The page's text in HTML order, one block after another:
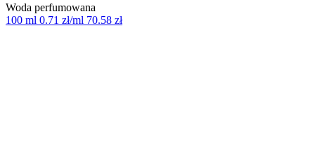
Woda perfumowana
100 ml 0.71 zł/ml 70.58 zł